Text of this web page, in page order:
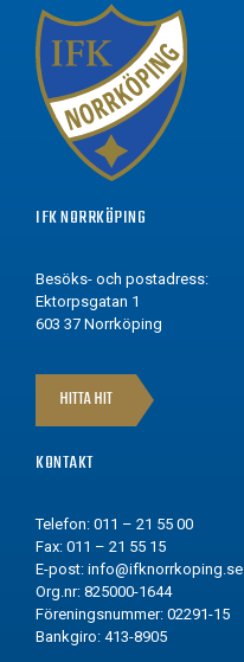
IFK NORRKÖPING
Besöks- och postadress:
Ektorpsgatan 1
603 37 Norrköping
HITTA HIT
KONTAKT
Telefon: 011 – 21 55 00
Fax: 011 – 21 55 15
E-post: info@ifknorrkoping.se
Org.nr: 825000-1644
Föreningsnummer: 02291-15
Bankgiro: 413-8905